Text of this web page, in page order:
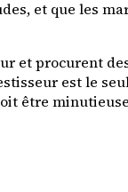
et que les
et procurent
est le
être